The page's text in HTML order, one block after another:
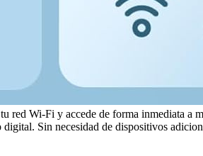
red Wi-Fi y accede de forma inmediata a
Sin necesidad de dispositivos